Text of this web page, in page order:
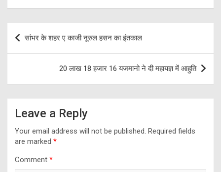
Post
navigation
सांभर के शहर ए काजी नूरुल हसन का इंतकाल
20 लाख 18 हजार 16 यजमानो ने दी महायज्ञ में आहुति
Leave a Reply
Your email address will not be published. Required fields
are marked *
Comment *